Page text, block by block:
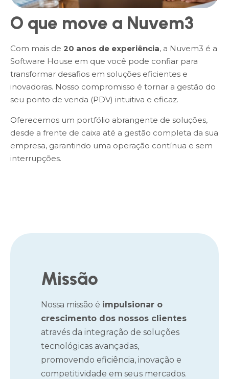
O que move a Nuvem3
Com mais de 20 anos de experiência, a Nuvem3 é a
Software House em que você pode confiar para
transformar desafios em soluções eficientes e
inovadoras. Nosso compromisso é tornar a gestão do
seu ponto de venda (PDV) intuitiva e eficaz.
Oferecemos um portfólio abrangente de soluções,
desde a frente de caixa até a gestão completa da sua
empresa, garantindo uma operação contínua e sem
interrupções.
Missão
Nossa missão é impulsionar o
crescimento dos nossos clientes
através da integração de soluções
tecnológicas avançadas,
promovendo eficiência, inovação e
competitividade em seus mercados.